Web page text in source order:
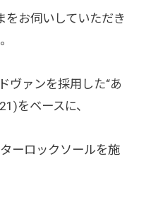
をお伺いしていただき
ヴァンを採用した“あ
をベースに、
ーロックソールを施